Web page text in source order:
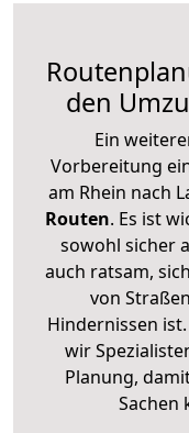
den
Ein
Vorbereitung
am Rhein nach
Routen. Es ist
sowohl sicher
auch ratsam,
von
Hindernissen
wir
Planung,
Sachen